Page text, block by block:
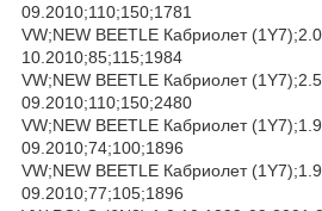
09.2010;110;150;1781
VW;NEW BEETLE Кабриолет
10.2010;85;115;1984
VW;NEW BEETLE Кабриолет
09.2010;110;150;2480
VW;NEW BEETLE Кабриолет
09.2010;74;100;1896
VW;NEW BEETLE Кабриолет
09.2010;77;105;1896